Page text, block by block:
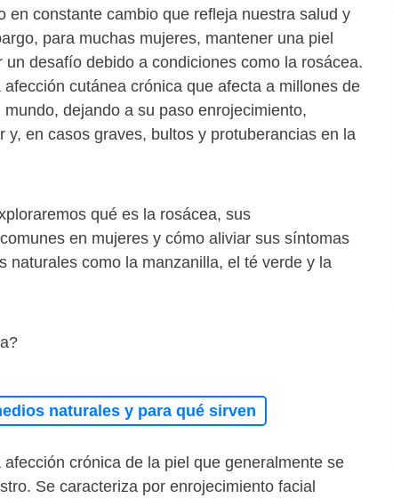
en constante cambio que refleja nuestra salud y
para muchas mujeres, mantener una piel
un desafío debido a condiciones como la rosácea.
cutánea crónica que afecta a millones de
dejando a su paso enrojecimiento,
y, en casos graves, bultos y protuberancias en la
qué es la rosácea, sus
en mujeres y cómo aliviar sus síntomas
naturales como la manzanilla, el té verde y la
naturales y para qué sirven
crónica de la piel que generalmente se
Se caracteriza por enrojecimiento facial